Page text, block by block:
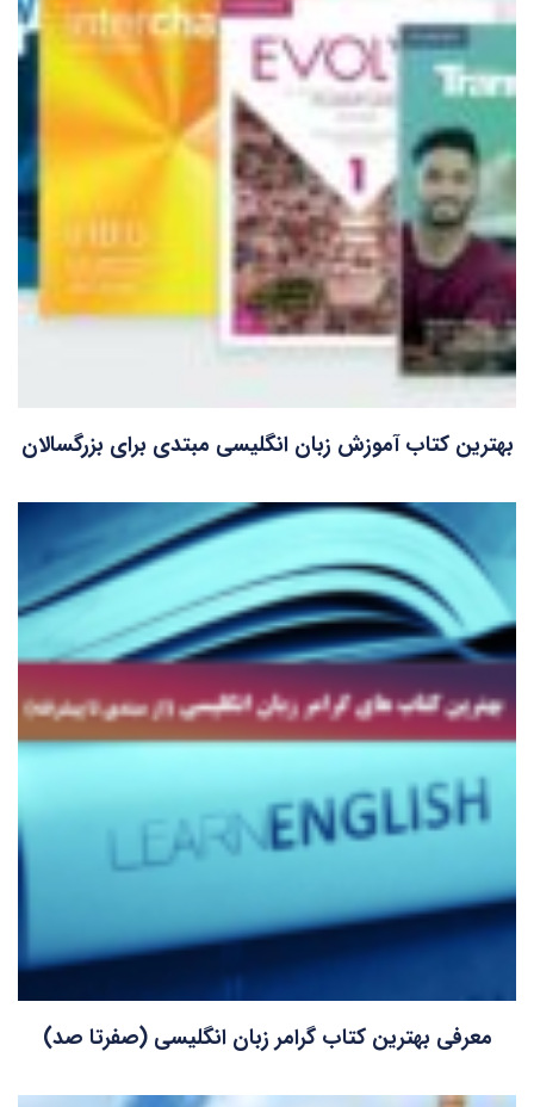
بهترین کتاب آموزش زبان انگلیسی مبتدی برای بزرگسالان
معرفی بهترین کتاب گرامر زبان انگلیسی (صفرتا صد)